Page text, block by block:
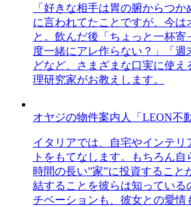
「好きな相手は胃の腑からつ
に言われてたことですが、今は
と。飲んだ後「ちょっと一杯寄
度一緒にアレ作らない？」「週
どなど、さまざまな口実に使
理研究家がお教えします。
オヤジの物件案内人「LEON不
イタリアでは、自宅やインテリ
トをもてなします。もちろん
時間の長い”家”に投資すること
結することを彼らは知っている
チベーションも、彼女との愛情